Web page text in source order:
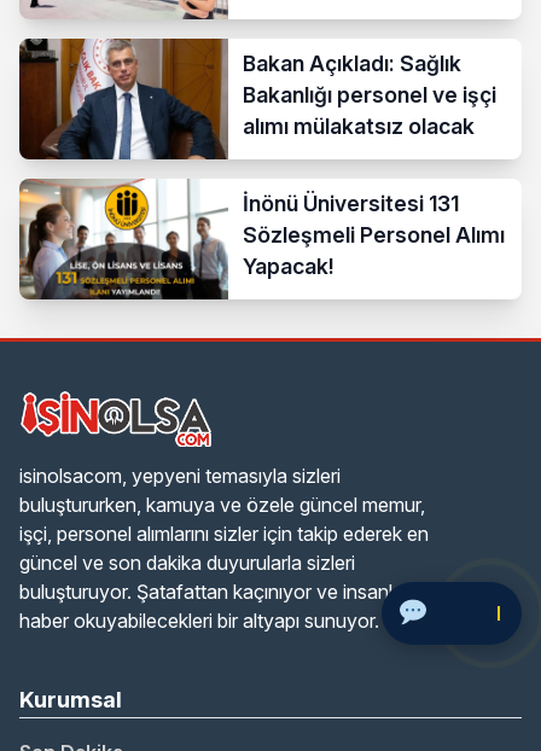
Yapacak
Bakan Açıkladı: Sağlık
Bakanlığı personel ve işçi
alımı mülakatsız olacak
İnönü Üniversitesi 131
Sözleşmeli Personel Alımı
Yapacak!
isinolsacom, yepyeni temasıyla sizleri
buluştururken, kamuya ve özele güncel memur,
işçi, personel alımlarını sizler için takip ederek en
güncel ve son dakika duyurularla sizleri
buluşturuyor. Şatafattan kaçınıyor ve insanlara
haber okuyabilecekleri bir altyapı sunuyor.
Kurumsal